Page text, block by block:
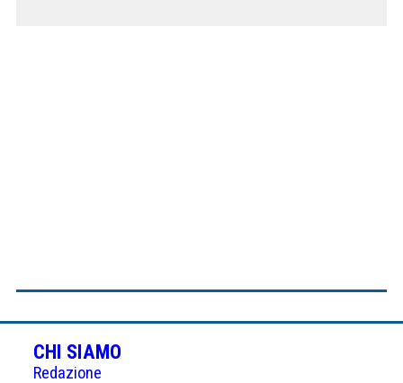
CHI SIAMO
Redazione